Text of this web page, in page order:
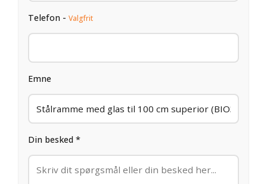
Telefon - Valgfrit
Emne
Din besked *